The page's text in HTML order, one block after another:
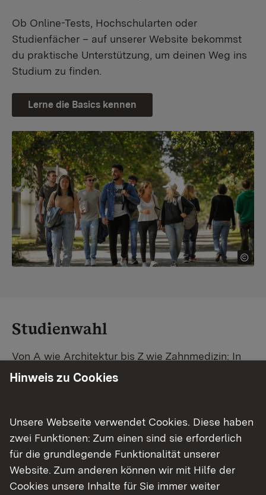
Ob Online-Tests, Hochschularten oder
Studienfächer – auf unserer Website bekommst
du praktische Unterstützung, um deinen Weg ins
Studium zu finden.
Lerne die Basics kennen
Studienwahl
Von A wie Architektur bis Z wie Zahnmedizin: In
Baden-Württemberg warten unzählige
Studiengangsuche schnell den passenden
Studienplatz. Außerdem gibt's eine Schritt-für-
Schritt-Anleitung zu deinem Traum-Studium.
Finde dein Studium in Baden-Württemberg
Hinweis zu Cookies
Unsere Webseite verwendet Cookies. Diese haben
zwei Funktionen: Zum einen sind sie erforderlich
für die grundlegende Funktionalität unserer
Website. Zum anderen können wir mit Hilfe der
Cookies unsere Inhalte für Sie immer weiter